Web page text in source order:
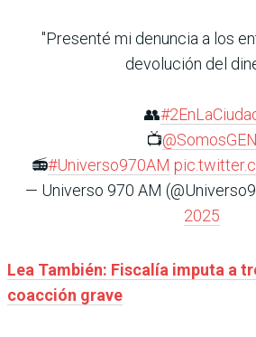
"Presenté mi denuncia a los
devolución del
👥
📺@SomosGEN
📻#Universo970AM
— Universo 970 AM
2025
Lea También: Fiscalía imputa a
coacción grave